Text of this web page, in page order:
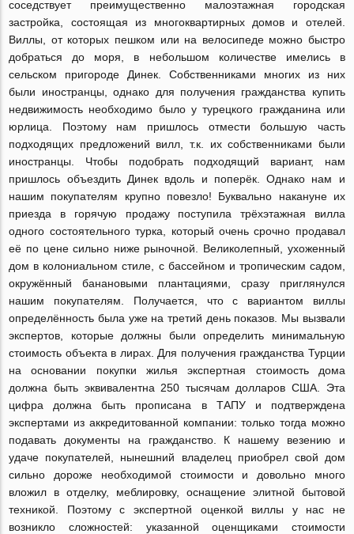
соседствует преимущественно малоэтажная городская
застройка, состоящая из многоквартирных домов и отелей.
Виллы, от которых пешком или на велосипеде можно быстро
добраться до моря, в небольшом количестве имелись в
сельском пригороде Динек. Собственниками многих из них
были иностранцы, однако для получения гражданства купить
недвижимость необходимо было у турецкого гражданина или
юрлица. Поэтому нам пришлось отмести большую часть
подходящих предложений вилл, т.к. их собственниками были
иностранцы. Чтобы подобрать подходящий вариант, нам
пришлось объездить Динек вдоль и поперёк. Однако нам и
нашим покупателям крупно повезло! Буквально накануне их
приезда в горячую продажу поступила трёхэтажная вилла
одного состоятельного турка, который очень срочно продавал
её по цене сильно ниже рыночной. Великолепный, ухоженный
дом в колониальном стиле, с бассейном и тропическим садом,
окружённый банановыми плантациями, сразу приглянулся
нашим покупателям. Получается, что с вариантом виллы
определённость была уже на третий день показов. Мы вызвали
экспертов, которые должны были определить минимальную
стоимость объекта в лирах. Для получения гражданства Турции
на основании покупки жилья экспертная стоимость дома
должна быть эквивалентна 250 тысячам долларов США. Эта
цифра должна быть прописана в ТАПУ и подтверждена
экспертами из аккредитованной компании: только тогда можно
подавать документы на гражданство. К нашему везению и
удаче покупателей, нынешний владелец приобрел свой дом
сильно дороже необходимой стоимости и довольно много
вложил в отделку, меблировку, оснащение элитной бытовой
техникой. Поэтому с экспертной оценкой виллы у нас не
возникло сложностей: указанной оценщиками стоимости